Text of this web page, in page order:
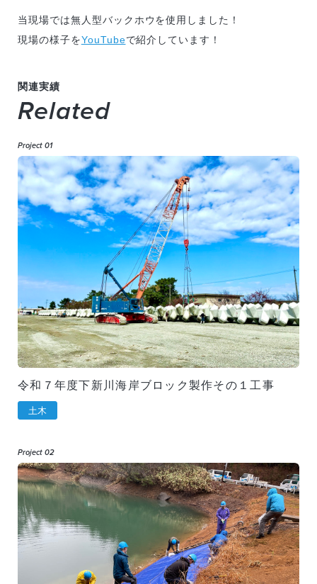
当現場では無人型バックホウを使用しました！
現場の様子をYouTubeで紹介しています！
関連実績
Related
Project 01
令和７年度下新川海岸ブロック製作その１工事
土木
Project 02